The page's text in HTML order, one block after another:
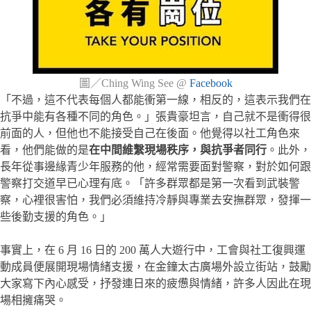
圖／Ching Wing See @ Facebook
「不過，這不代表每個人都能衝第一線，相反的，這表示我們在
抗爭中能有各種不同的角色。」張貴豪坦言，自己就不是衝得很
前面的人，但他也不能接受自己在後面。他覺得以社工角色來
看，他們能做的是在中間維繫現場秩序，與抗爭者同行 。此外，
長年從事邊緣青少年服務的他，經常需要面對警察，對於如何跟
警察打交道早已心理有底。「許多群眾都是第一次看到武裝警
察，心裡很害怕，我們必須維持冷靜與專業去安撫群眾，發揮一
些後勤支援的角色。」
事實上，在 6 月 16 日的 200 萬人大遊行中，工會與社工復興運
動成員便展開現場情緒支援，在金鐘太古廣場外設立街站，鼓勵
大家寫下內心感受，抒發連日來的疲憊與情緒，許多人因此在現
場相擁痛哭。